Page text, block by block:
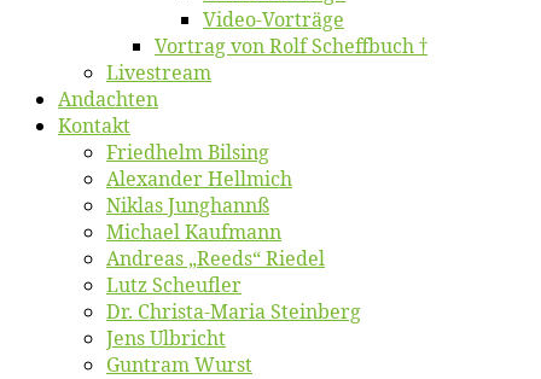
Vi­deo-Vor­trä­ge
Vor­trag von Rolf Scheffbuch †
Live­stream
An­dach­ten
Kon­takt
Fried­helm Bilsing
Alex­an­der Hellmich
Ni­klas Junghannß
Mi­cha­el Kaufmann
An­dre­as „Reeds“ Riedel
Lutz Scheuf­ler
Dr. Chris­­ta-Ma­ria Steinberg
Jens Ulb­richt
Gun­tram Wurst